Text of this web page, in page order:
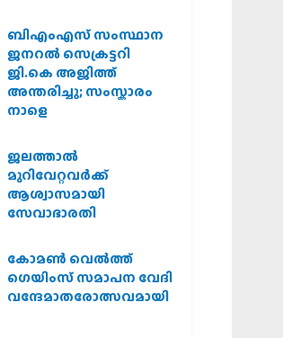
ബിഎംഎസ് സംസ്ഥാന
ജനറൽ സെക്രട്ടറി
ജി.കെ അജിത്ത്
അന്തരിച്ചു; സംസ്കാരം
നാളെ
ജലത്താല്‍
മുറിവേറ്റവര്‍ക്ക്
ആശ്വാസമായി
സേവാഭാരതി
കോമൺ വെൽത്ത്
ഗെയിംസ് സമാപന വേദി
വന്ദേമാതരോത്സവമായി